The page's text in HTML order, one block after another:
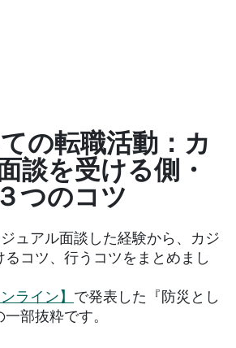
の転職活動：カ
談を受ける側・
つのコツ
ュアル面談した経験から、カジ
るコツ、行うコツをまとめまし
ライン】 で発表した『防災とし
部抜粋です。